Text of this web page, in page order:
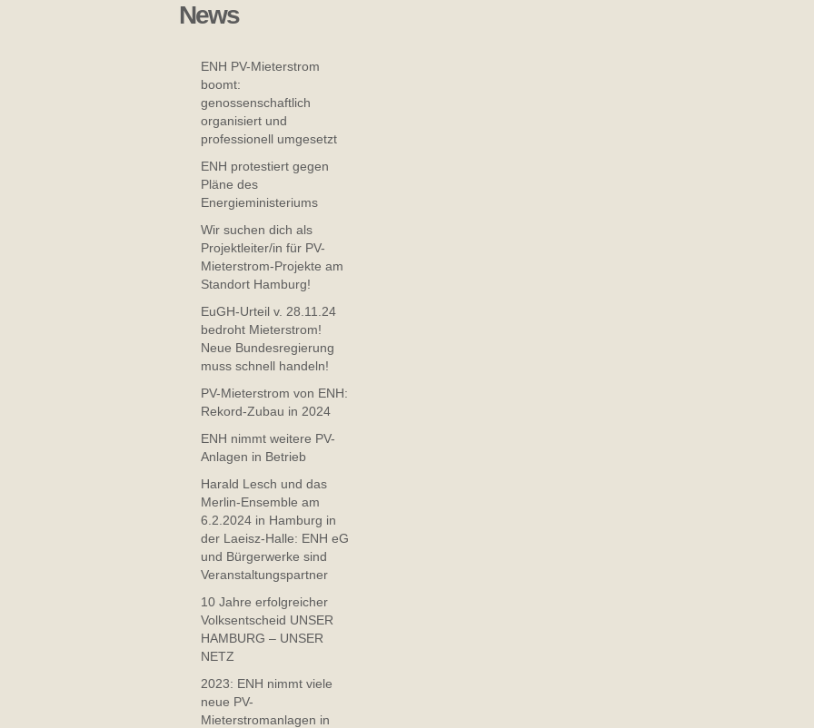
News
ENH PV-Mieterstrom
boomt:
genossenschaftlich
organisiert und
professionell umgesetzt
ENH protestiert gegen
Pläne des
Energieministeriums
Wir suchen dich als
Projektleiter/in für PV-
Mieterstrom-Projekte am
Standort Hamburg!
EuGH-Urteil v. 28.11.24
bedroht Mieterstrom!
Neue Bundesregierung
muss schnell handeln!
PV-Mieterstrom von ENH:
Rekord-Zubau in 2024
ENH nimmt weitere PV-
Anlagen in Betrieb
Harald Lesch und das
Merlin-Ensemble am
6.2.2024 in Hamburg in
der Laeisz-Halle: ENH eG
und Bürgerwerke sind
Veranstaltungspartner
10 Jahre erfolgreicher
Volksentscheid UNSER
HAMBURG – UNSER
NETZ
2023: ENH nimmt viele
neue PV-
Mieterstromanlagen in